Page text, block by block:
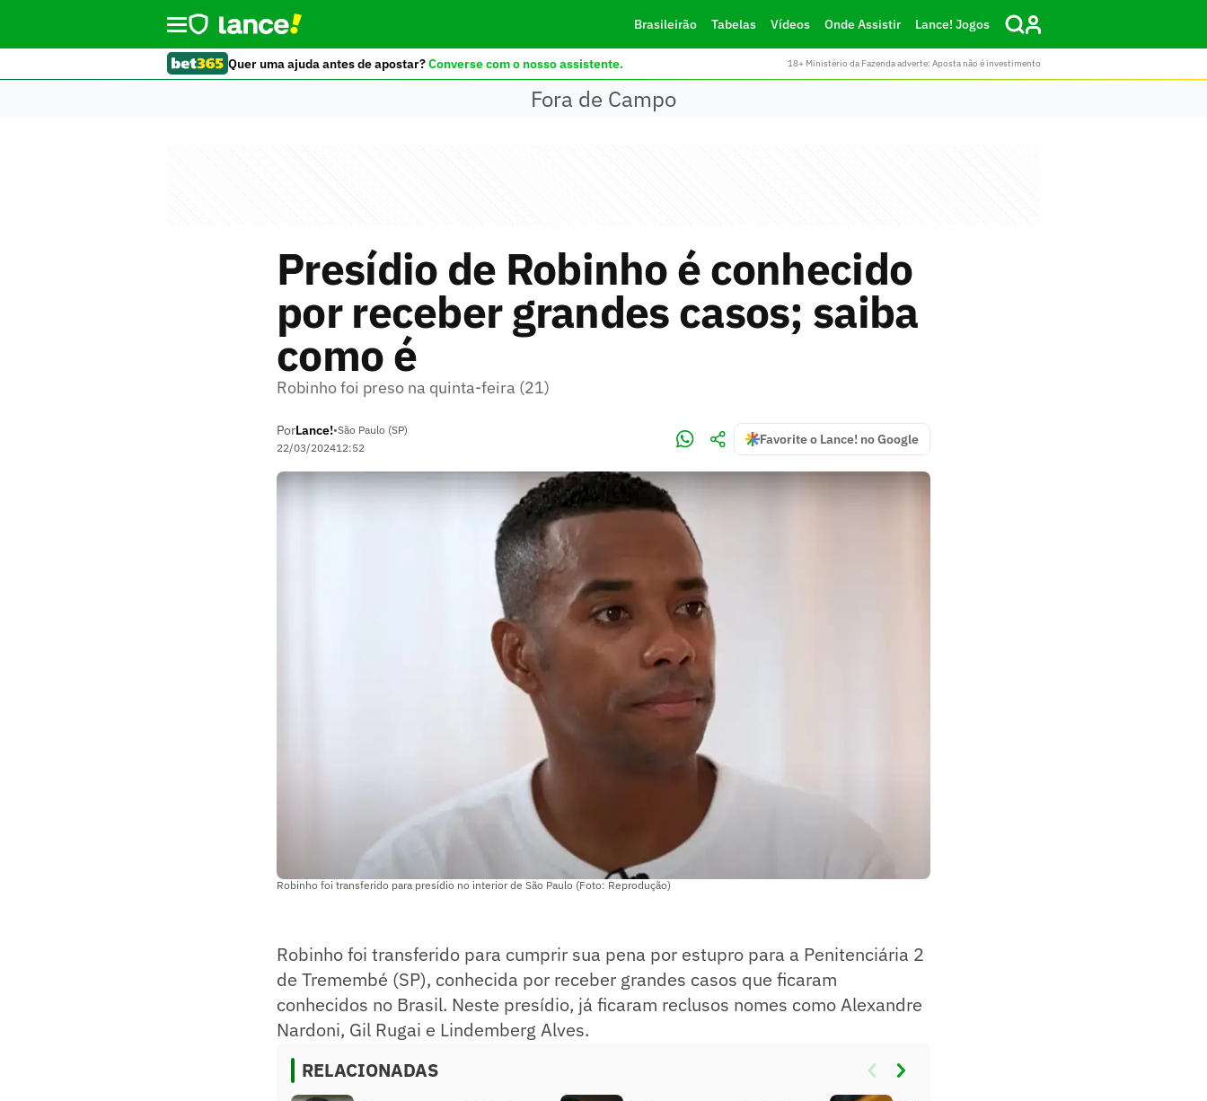
Brasileirão Tabelas Vídeos Onde Assistir Lance! Jogos
Quer uma ajuda antes de apostar?Converse com o nosso assistente. 18+ Ministério da Fazenda adverte: Aposta não é investimento
Fora de Campo
Presídio de Robinho é conhecido
por receber grandes casos; saiba
como é
Robinho foi preso na quinta-feira (21)
PorLance!•São Paulo (SP)
22/03/202412:52
Favorite o Lance! no Google
Robinho foi transferido para presídio no interior de São Paulo (Foto: Reprodução)
Robinho foi transferido para cumprir sua pena por estupro para a Penitenciária 2
de Tremembé (SP), conhecida por receber grandes casos que ficaram
conhecidos no Brasil. Neste presídio, já ficaram reclusos nomes como Alexandre
Nardoni, Gil Rugai e Lindemberg Alves.
RELACIONADAS